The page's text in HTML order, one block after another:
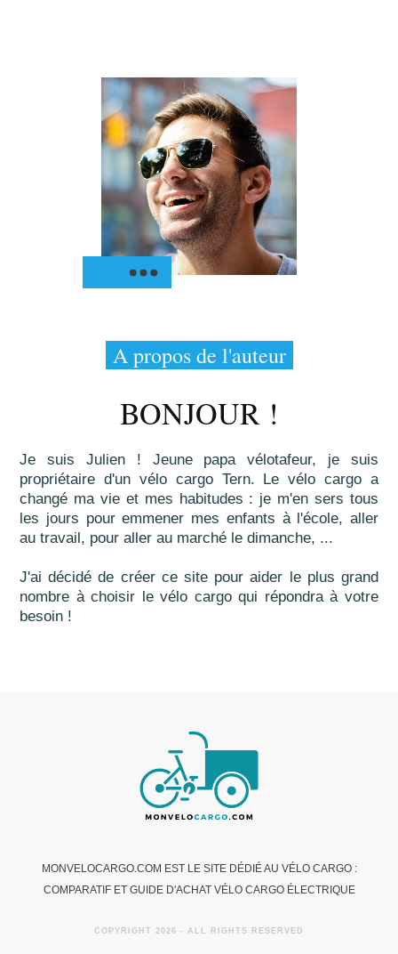
A propos de l'auteur
BONJOUR !
Je suis Julien ! Jeune papa vélotafeur, je suis
propriétaire d'un vélo cargo Tern. Le vélo cargo a
changé ma vie et mes habitudes : je m'en sers tous
les jours pour emmener mes enfants à l'école, aller
au travail, pour aller au marché le dimanche, ...
J'ai décidé de créer ce site pour aider le plus grand
nombre à choisir le vélo cargo qui répondra à votre
besoin !
MONVELOCARGO.COM EST LE SITE DÉDIÉ AU VÉLO CARGO :
COMPARATIF ET GUIDE D'ACHAT VÉLO CARGO ÉLECTRIQUE
COPYRIGHT 2026 - ALL RIGHTS RESERVED